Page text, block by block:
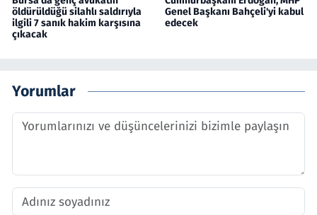
öldürüldüğü silahlı saldırıyla
ilgili 7 sanık hakim karşısına
çıkacak
Genel Başkanı Bahçeli'yi kabul
edecek
Yorumlar